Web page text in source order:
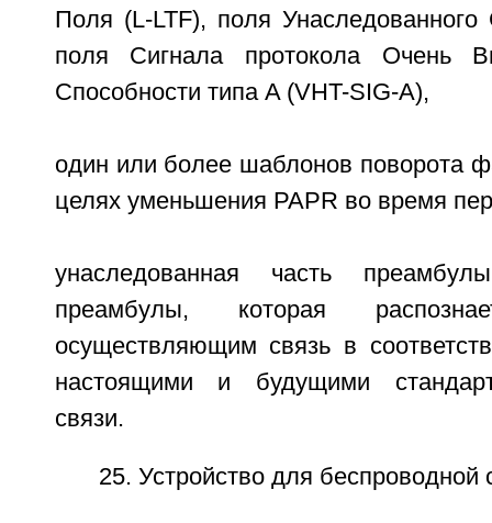
Поля (L-LTF), поля
поля Сигнала протокола Очень
Способности типа A (VHT-SIG-A),
один или более шаблонов поворота
целях уменьшения PAPR во время
унаследованная часть
преамбулы, которая
осуществляющим связь в
настоящими и будущими
связи.
25. Устройство для